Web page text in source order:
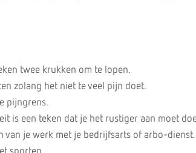
twee krukken om te lopen.
zolang het niet te veel pijn doet.
pijngrens.
is een teken dat je het rustiger aan moet
van je werk met je bedrijfsarts of arbo-dienst.